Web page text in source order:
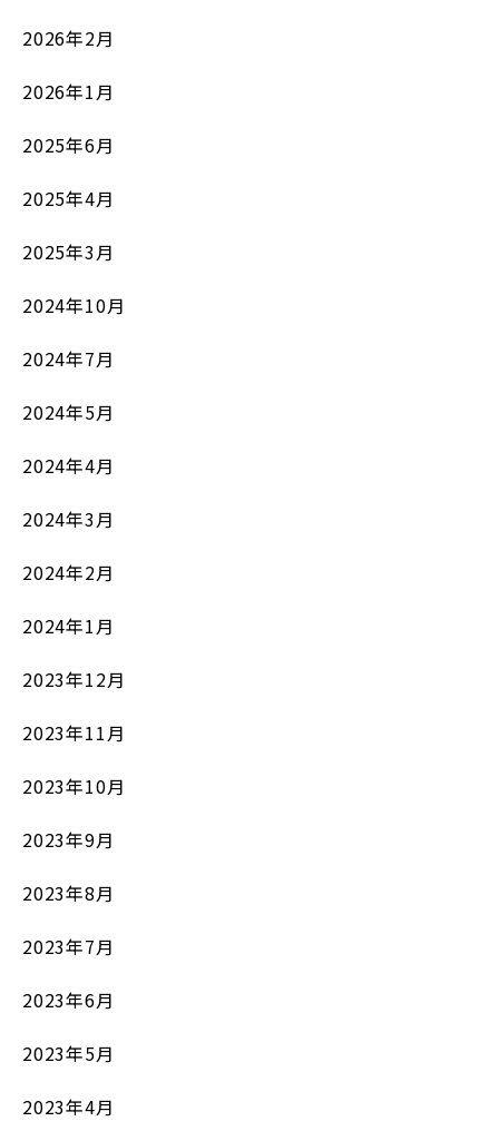
2026年2月
2026年1月
2025年6月
2025年4月
2025年3月
2024年10月
2024年7月
2024年5月
2024年4月
2024年3月
2024年2月
2024年1月
2023年12月
2023年11月
2023年10月
2023年9月
2023年8月
2023年7月
2023年6月
2023年5月
2023年4月